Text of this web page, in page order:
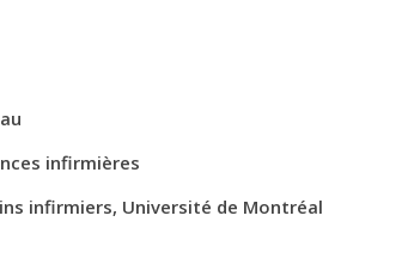
infirmières
infirmiers, Université de Montréal